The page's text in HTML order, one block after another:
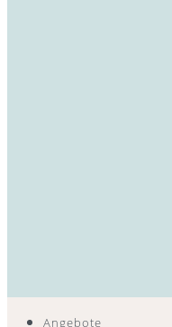
Angebote